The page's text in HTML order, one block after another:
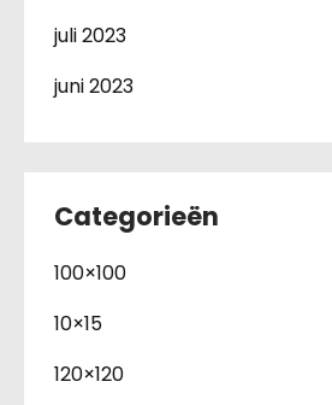
juli 2023
juni 2023
Categorieën
100×100
10×15
120×120